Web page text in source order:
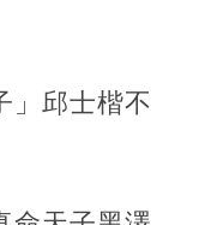
」邱士楷不